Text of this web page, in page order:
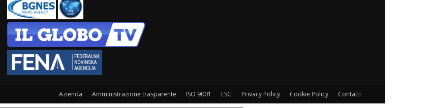
Azienda Amministrazione trasparente ISO 9001 ESG Privacy Policy Cookie Policy Contatti